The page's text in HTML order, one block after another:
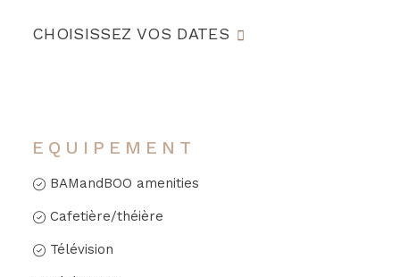
CHOISISSEZ VOS DATES
EQUIPEMENT
BAMandBOO amenities
Cafetière/théière
Télévision